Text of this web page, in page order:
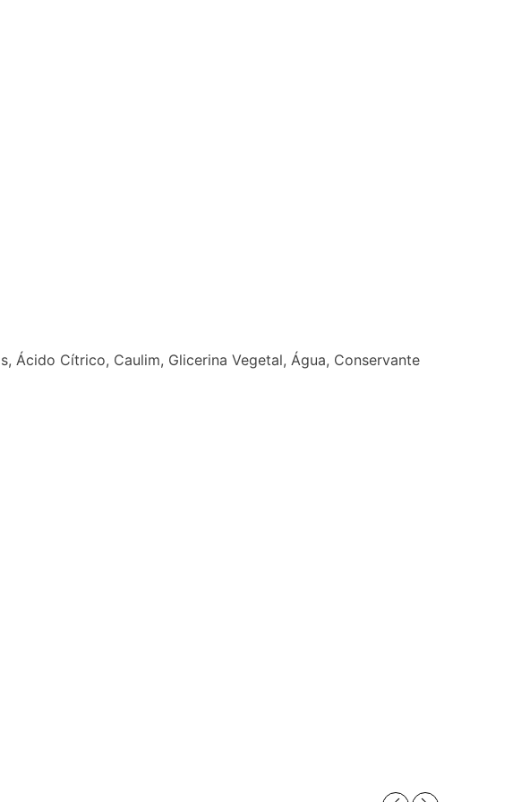
Ácido Cítrico, Caulim, Glicerina Vegetal, Água, Conservante